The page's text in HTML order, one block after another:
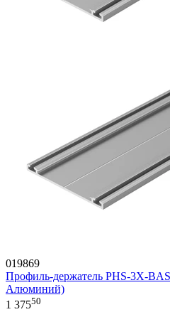
019869
Профиль-держатель PHS-3X-
Алюминий)
1 37550